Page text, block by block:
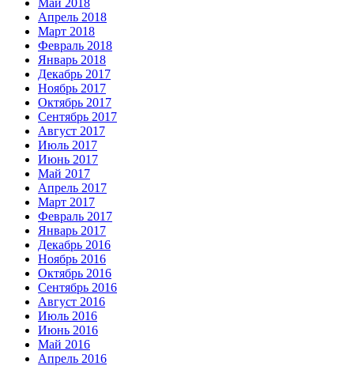
Май 2018
Апрель 2018
Март 2018
Февраль 2018
Январь 2018
Декабрь 2017
Ноябрь 2017
Октябрь 2017
Сентябрь 2017
Август 2017
Июль 2017
Июнь 2017
Май 2017
Апрель 2017
Март 2017
Февраль 2017
Январь 2017
Декабрь 2016
Ноябрь 2016
Октябрь 2016
Сентябрь 2016
Август 2016
Июль 2016
Июнь 2016
Май 2016
Апрель 2016